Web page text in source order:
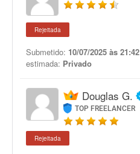
Rejeitada
Submetido: 10/07/2025 às 21:42
estimada: Privado
Douglas G.
TOP FREELANCER
Rejeitada